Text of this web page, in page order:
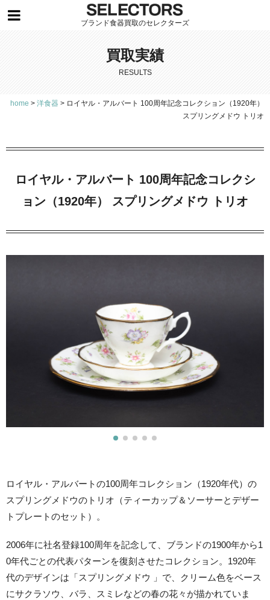
ブランド食器買取のセレクターズ
買取実績
RESULTS
home > 洋食器 > ロイヤル・アルバート 100周年記念コレクション（1920年）
スプリングメドウ トリオ
ロイヤル・アルバート 100周年記念コレクシ
ョン（1920年） スプリングメドウ トリオ
ロイヤル・アルバートの100周年コレクション（1920年代）の
スプリングメドウのトリオ（ティーカップ＆ソーサーとデザー
トプレートのセット）。
2006年に社名登録100周年を記念して、ブランドの1900年から1
0年代ごとの代表パターンを復刻させたコレクション。1920年
代のデザインは「スプリングメドウ 」で、クリーム色をベース
にサクラソウ、バラ、スミレなどの春の花々が描かれていま